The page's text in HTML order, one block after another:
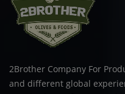
2Brother Company For
and different global